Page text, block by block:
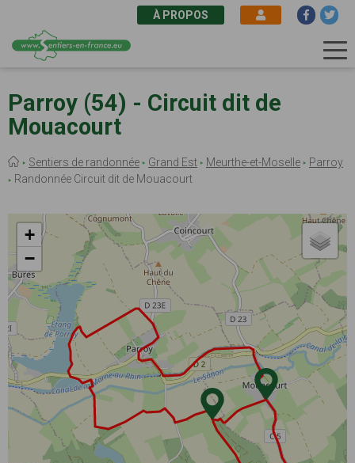
au
contenu
principal
À PROPOS
Parroy (54) - Circuit dit de
Mouacourt
Fil
d'Ariane
Sentiers de randonnée Grand Est Meurthe-et-Moselle
Parroy
Randonnée Circuit dit de Mouacourt
+
−